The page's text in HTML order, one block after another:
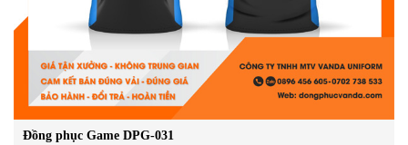
Đồng phục Game DPG-031